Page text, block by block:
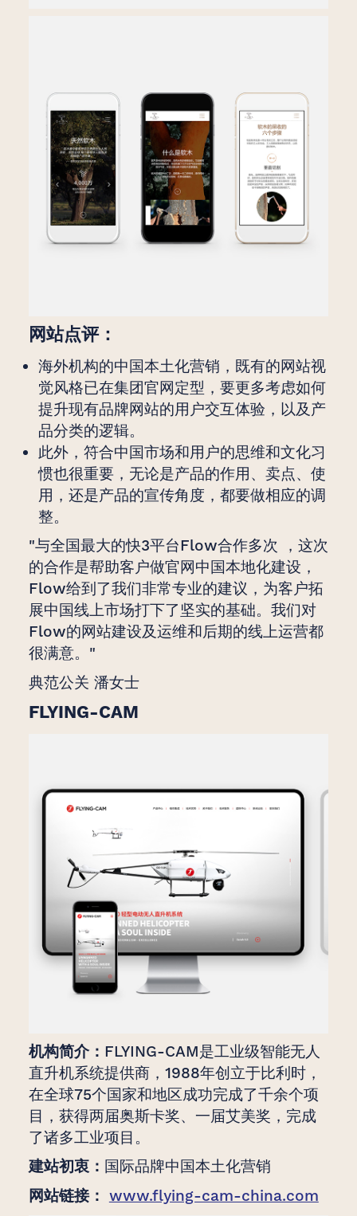
网站点评：
海外机构的中国本土化营销，既有的网站视
觉风格已在集团官网定型，要更多考虑如何
提升现有品牌网站的用户交互体验，以及产
品分类的逻辑。
此外，符合中国市场和用户的思维和文化习
惯也很重要，无论是产品的作用、卖点、使
用，还是产品的宣传角度，都要做相应的调
整。
"与全国最大的快3平台Flow合作多次 ，这次
的合作是帮助客户做官网中国本地化建设，
Flow给到了我们非常专业的建议，为客户拓
展中国线上市场打下了坚实的基础。我们对
Flow的网站建设及运维和后期的线上运营都
很满意。"
典范公关 潘女士
FLYING-CAM
机构简介： FLYING-CAM是工业级智能无人
直升机系统提供商，1988年创立于比利时，
在全球75个国家和地区成功完成了千余个项
目，获得两届奥斯卡奖、一届艾美奖，完成
了诸多工业项目。
建站初衷： 国际品牌中国本土化营销
网站链接： www.flying-cam-china.com